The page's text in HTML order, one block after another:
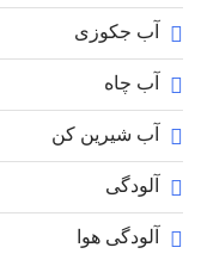
آب جکوزی
آب چاه
آب شیرین کن
آلودگی
آلودگی هوا